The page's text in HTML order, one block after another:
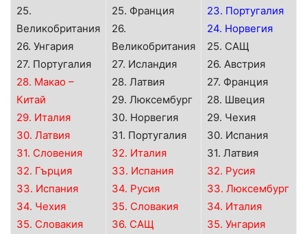
25.
Великобритания
26. Унгария
27. Португалия
28. Макао –
Китай
29. Италия
30. Латвия
31. Словения
32. Гърция
33. Испания
34. Чехия
35. Словакия
25. Франция
26.
Великобритания
27. Исландия
28. Латвия
29. Люксембург
30. Норвегия
31. Португалия
32. Италия
33. Испания
34. Русия
35. Словакия
36. САЩ
23. Португалия
24. Норвегия
25. САЩ
26. Австрия
27. Франция
28. Швеция
29. Чехия
30. Испания
31. Латвия
32. Русия
33. Люксембург
34. Италия
35. Унгария